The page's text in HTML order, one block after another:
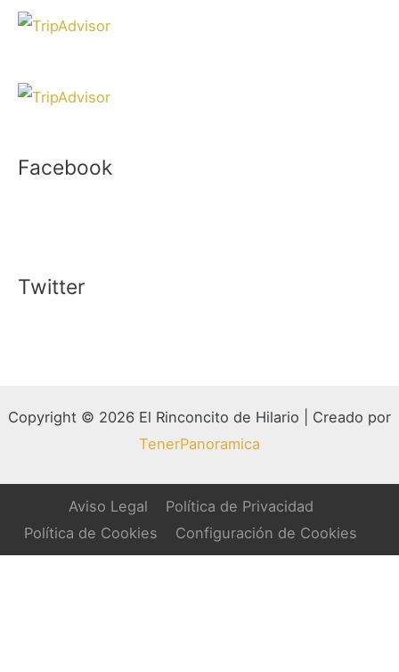
Facebook
Twitter
Copyright © 2026 El Rinconcito de Hilario | Creado por
TenerPanoramica
Aviso Legal
Política de Privacidad
Política de Cookies
Configuración de Cookies